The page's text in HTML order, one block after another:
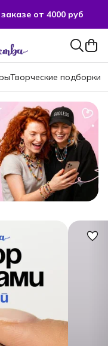
от 4000 руб
от 4000 руб
Творческие подборки